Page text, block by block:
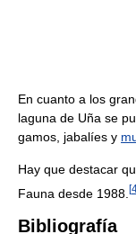
En cuanto a los
laguna de Uña se
gamos, jabalíes y
Hay que destacar
Fauna desde 1988. [
Bibliografía